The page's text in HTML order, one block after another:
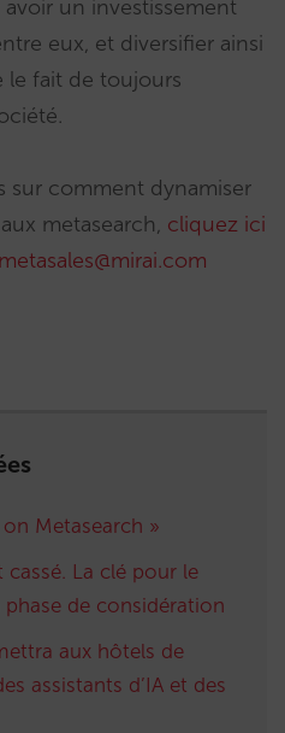
un investissement
eux, et diversifier ainsi
le fait de toujours
sur comment dynamiser
metasearch, cliquez ici
metasales@mirai.com
Metasearch »
cassé. La clé pour le
phase de considération
aux hôtels de
assistants d’IA et des